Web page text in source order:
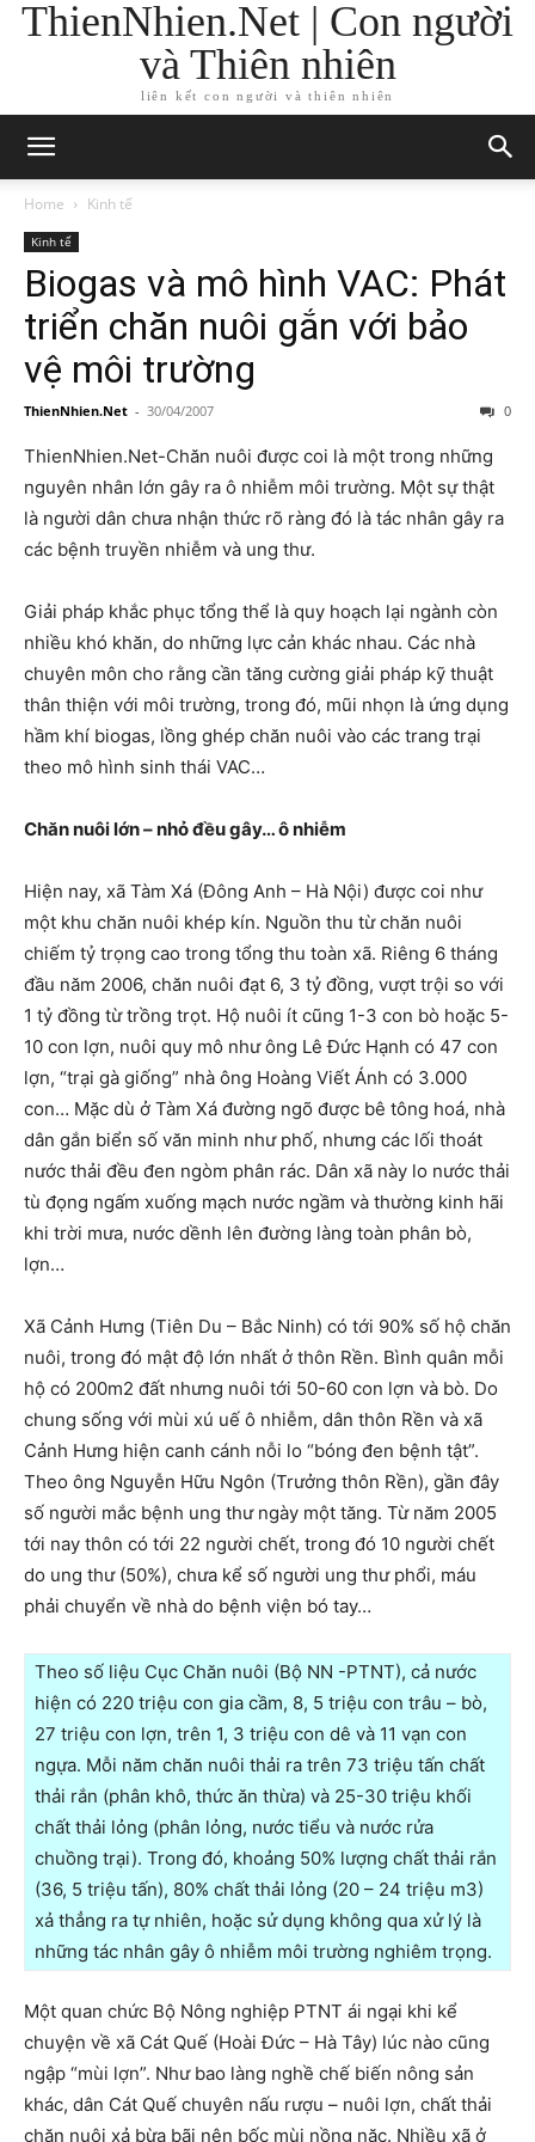
ThienNhien.Net | Con người
và Thiên nhiên
liên kết con người và thiên nhiên
Home Kinh tế
Kinh tế
Biogas và mô hình VAC: Phát
triển chăn nuôi gắn với bảo
vệ môi trường
ThienNhien.Net - 30/04/2007 0
ThienNhien.Net-Chăn nuôi được coi là một trong những
nguyên nhân lớn gây ra ô nhiễm môi trường. Một sự thật
là người dân chưa nhận thức rõ ràng đó là tác nhân gây ra
các bệnh truyền nhiễm và ung thư.
Giải pháp khắc phục tổng thể là quy hoạch lại ngành còn
nhiều khó khăn, do những lực cản khác nhau. Các nhà
chuyên môn cho rằng cần tăng cường giải pháp kỹ thuật
thân thiện với môi trường, trong đó, mũi nhọn là ứng dụng
hầm khí biogas, lồng ghép chăn nuôi vào các trang trại
theo mô hình sinh thái VAC…
Chăn nuôi lớn – nhỏ đều gây… ô nhiễm
Hiện nay, xã Tàm Xá (Đông Anh – Hà Nội) được coi như
một khu chăn nuôi khép kín. Nguồn thu từ chăn nuôi
chiếm tỷ trọng cao trong tổng thu toàn xã. Riêng 6 tháng
đầu năm 2006, chăn nuôi đạt 6, 3 tỷ đồng, vượt trội so với
1 tỷ đồng từ trồng trọt. Hộ nuôi ít cũng 1-3 con bò hoặc 5-
10 con lợn, nuôi quy mô như ông Lê Đức Hạnh có 47 con
lợn, “trại gà giống” nhà ông Hoàng Viết Ánh có 3.000
con… Mặc dù ở Tàm Xá đường ngõ được bê tông hoá, nhà
dân gắn biển số văn minh như phố, nhưng các lối thoát
nước thải đều đen ngòm phân rác. Dân xã này lo nước thải
tù đọng ngấm xuống mạch nước ngầm và thường kinh hãi
khi trời mưa, nước dềnh lên đường làng toàn phân bò,
lợn…
Xã Cảnh Hưng (Tiên Du – Bắc Ninh) có tới 90% số hộ chăn
nuôi, trong đó mật độ lớn nhất ở thôn Rền. Bình quân mỗi
hộ có 200m2 đất nhưng nuôi tới 50-60 con lợn và bò. Do
chung sống với mùi xú uế ô nhiễm, dân thôn Rền và xã
Cảnh Hưng hiện canh cánh nỗi lo “bóng đen bệnh tật”.
Theo ông Nguyễn Hữu Ngôn (Trưởng thôn Rền), gần đây
số người mắc bệnh ung thư ngày một tăng. Từ năm 2005
tới nay thôn có tới 22 người chết, trong đó 10 người chết
do ung thư (50%), chưa kể số người ung thư phổi, máu
phải chuyển về nhà do bệnh viện bó tay…
Theo số liệu Cục Chăn nuôi (Bộ NN -PTNT), cả nước
hiện có 220 triệu con gia cầm, 8, 5 triệu con trâu – bò,
27 triệu con lợn, trên 1, 3 triệu con dê và 11 vạn con
ngựa. Mỗi năm chăn nuôi thải ra trên 73 triệu tấn chất
thải rắn (phân khô, thức ăn thừa) và 25-30 triệu khối
chất thải lỏng (phân lỏng, nước tiểu và nước rửa
chuồng trại). Trong đó, khoảng 50% lượng chất thải rắn
(36, 5 triệu tấn), 80% chất thải lỏng (20 – 24 triệu m3)
xả thẳng ra tự nhiên, hoặc sử dụng không qua xử lý là
những tác nhân gây ô nhiễm môi trường nghiêm trọng.
Một quan chức Bộ Nông nghiệp PTNT ái ngại khi kể
chuyện về xã Cát Quế (Hoài Đức – Hà Tây) lúc nào cũng
ngập “mùi lợn”. Như bao làng nghề chế biến nông sản
khác, dân Cát Quế chuyên nấu rượu – nuôi lợn, chất thải
chăn nuôi xả bừa bãi nên bốc mùi nồng nặc. Nhiều xã ở